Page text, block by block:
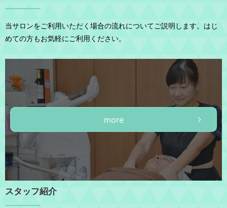
当サロンをご利用いただく場合の流れについてご説明します。 はじ
めての方もお気軽にご利用ください。
more
スタッフ紹介